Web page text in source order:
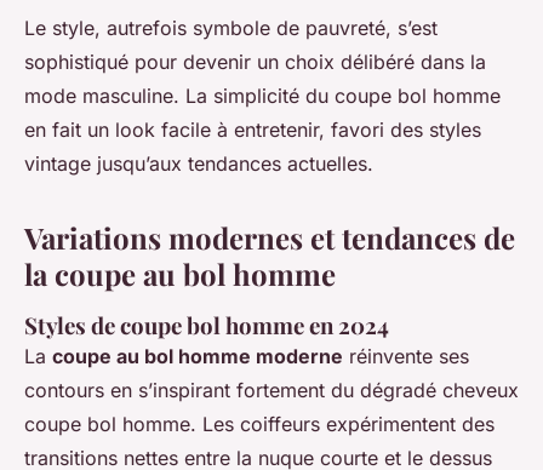
Le style, autrefois symbole de pauvreté, s’est
sophistiqué pour devenir un choix délibéré dans la
mode masculine. La simplicité du coupe bol homme
en fait un look facile à entretenir, favori des styles
vintage jusqu’aux tendances actuelles.
Variations modernes et tendances de
la coupe au bol homme
Styles de coupe bol homme en 2024
La coupe au bol homme moderne réinvente ses
contours en s’inspirant fortement du dégradé cheveux
coupe bol homme. Les coiffeurs expérimentent des
transitions nettes entre la nuque courte et le dessus